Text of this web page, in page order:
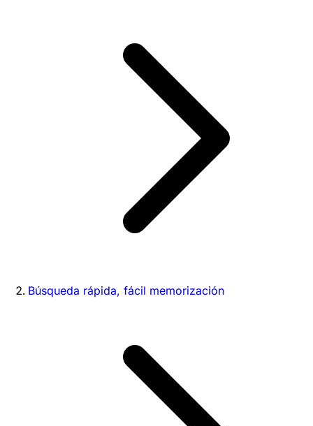
Búsqueda rápida, fácil memorización